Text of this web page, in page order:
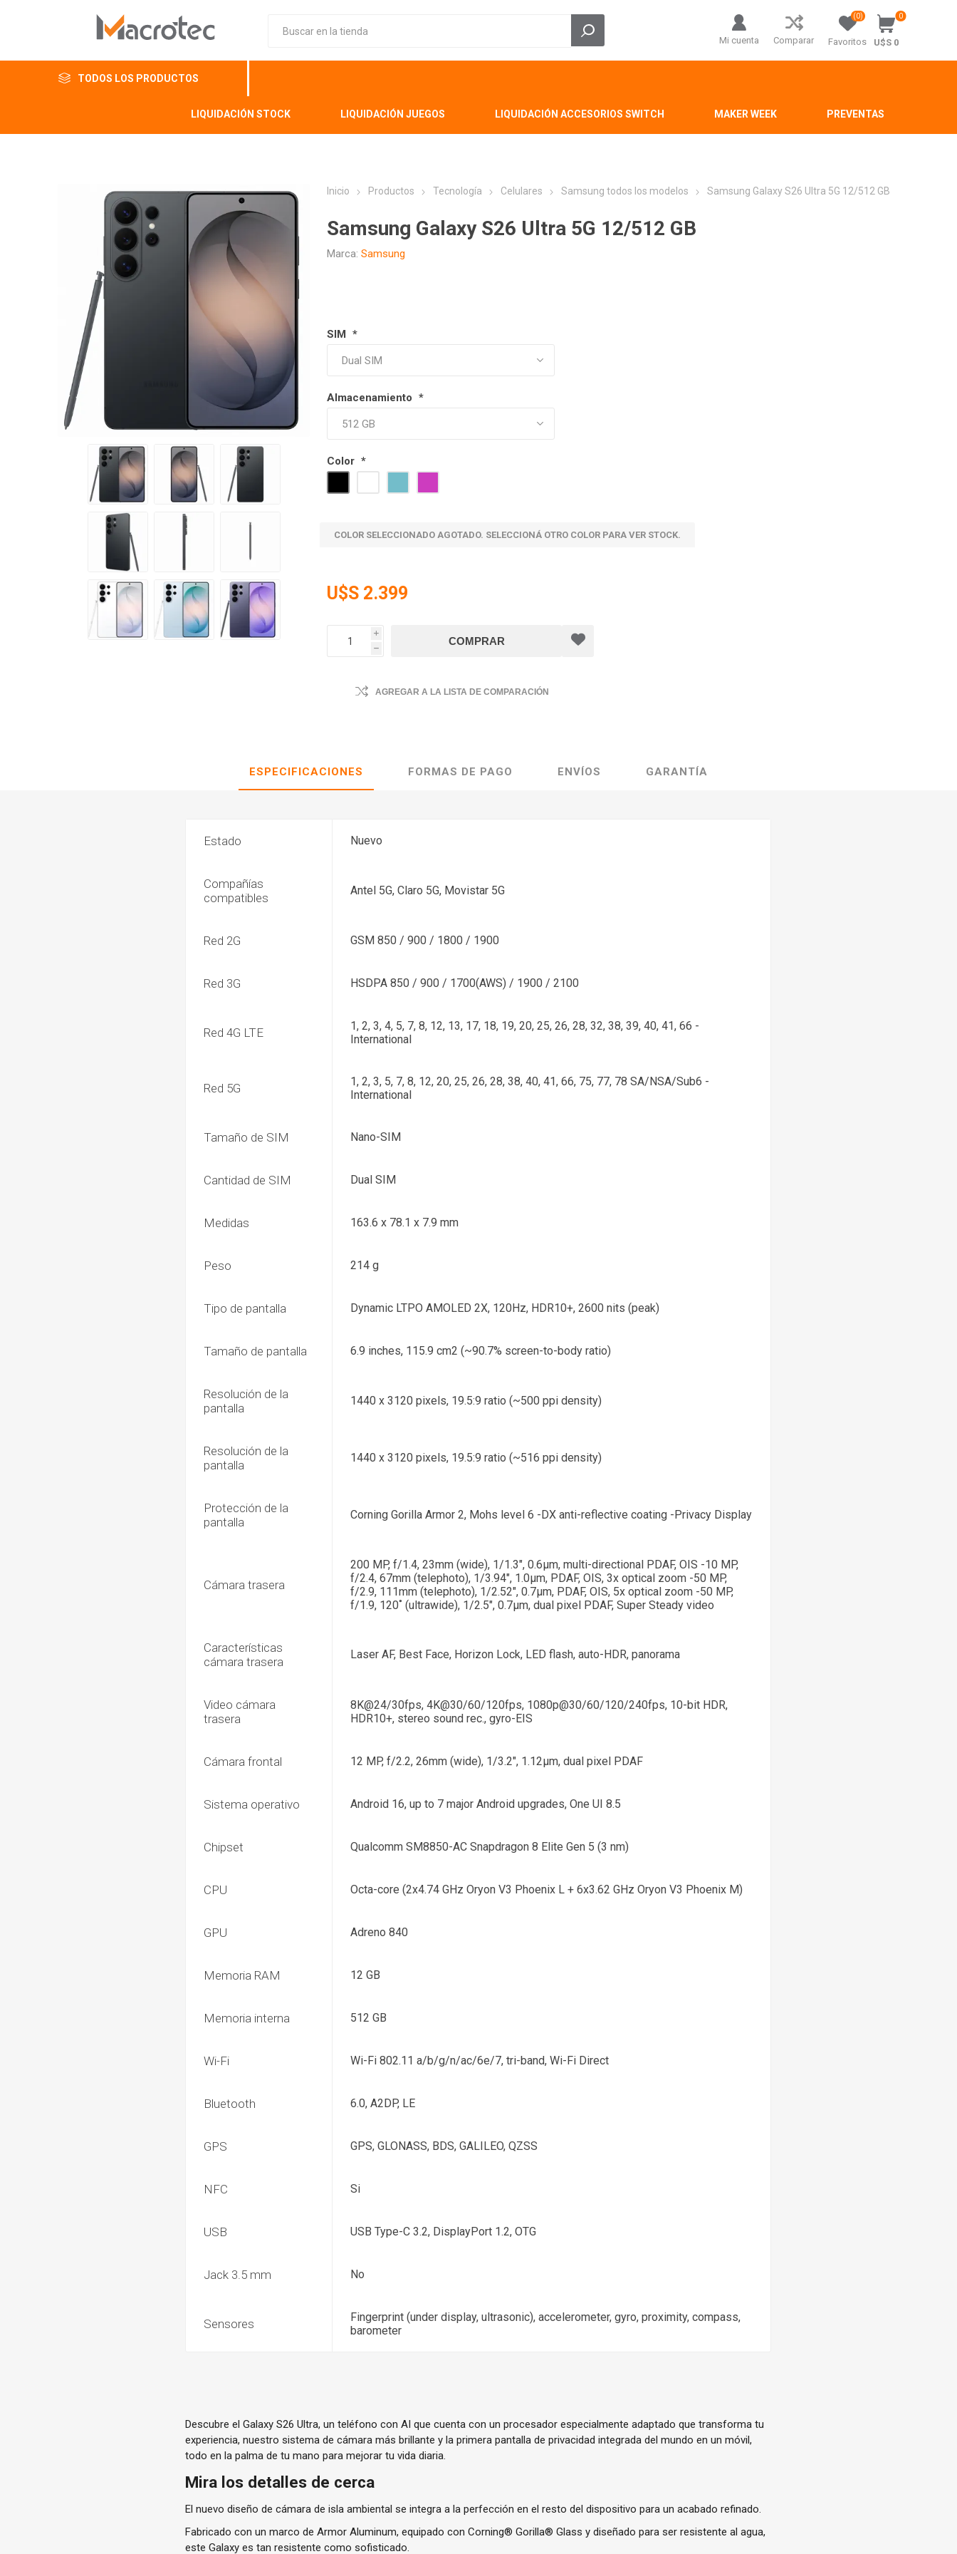
Mi cuenta Comparar Favoritos
(0) 0
U$S 0
TODOS LOS PRODUCTOS
LIQUIDACIÓN STOCK LIQUIDACIÓN JUEGOS LIQUIDACIÓN ACCESORIOS SWITCH MAKER WEEK PREVENTAS
Inicio Productos Tecnología Celulares Samsung todos los modelos Samsung Galaxy S26 Ultra 5G 12/512 GB
Samsung Galaxy S26 Ultra 5G 12/512 GB
Marca: Samsung
SIM *
Almacenamiento *
Color *
COLOR SELECCIONADO AGOTADO. SELECCIONÁ OTRO COLOR PARA VER STOCK.
U$S 2.399
i
h
AGREGAR A LA LISTA DE COMPARACIÓN
ESPECIFICACIONES FORMAS DE PAGO ENVÍOS GARANTÍA
Estado Nuevo
Compañías
compatibles
Antel 5G, Claro 5G, Movistar 5G
Red 2G GSM 850 / 900 / 1800 / 1900
Red 3G HSDPA 850 / 900 / 1700(AWS) / 1900 / 2100
Red 4G LTE
1, 2, 3, 4, 5, 7, 8, 12, 13, 17, 18, 19, 20, 25, 26, 28, 32, 38, 39, 40, 41, 66 -
International
Red 5G
1, 2, 3, 5, 7, 8, 12, 20, 25, 26, 28, 38, 40, 41, 66, 75, 77, 78 SA/NSA/Sub6 -
International
Tamaño de SIM Nano-SIM
Cantidad de SIM Dual SIM
Medidas 163.6 x 78.1 x 7.9 mm
Peso 214 g
Tipo de pantalla Dynamic LTPO AMOLED 2X, 120Hz, HDR10+, 2600 nits (peak)
Tamaño de pantalla 6.9 inches, 115.9 cm2 (~90.7% screen-to-body ratio)
Resolución de la
pantalla
1440 x 3120 pixels, 19.5:9 ratio (~500 ppi density)
Resolución de la
pantalla
1440 x 3120 pixels, 19.5:9 ratio (~516 ppi density)
Protección de la
pantalla
Corning Gorilla Armor 2, Mohs level 6 -DX anti-reflective coating -Privacy Display
Cámara trasera
200 MP, f/1.4, 23mm (wide), 1/1.3", 0.6µm, multi-directional PDAF, OIS -10 MP,
f/2.4, 67mm (telephoto), 1/3.94", 1.0µm, PDAF, OIS, 3x optical zoom -50 MP,
f/2.9, 111mm (telephoto), 1/2.52", 0.7µm, PDAF, OIS, 5x optical zoom -50 MP,
f/1.9, 120˚ (ultrawide), 1/2.5", 0.7µm, dual pixel PDAF, Super Steady video
Características
cámara trasera
Laser AF, Best Face, Horizon Lock, LED flash, auto-HDR, panorama
Video cámara
trasera
8K@24/30fps, 4K@30/60/120fps, 1080p@30/60/120/240fps, 10-bit HDR,
HDR10+, stereo sound rec., gyro-EIS
Cámara frontal 12 MP, f/2.2, 26mm (wide), 1/3.2", 1.12µm, dual pixel PDAF
Sistema operativo Android 16, up to 7 major Android upgrades, One UI 8.5
Chipset Qualcomm SM8850-AC Snapdragon 8 Elite Gen 5 (3 nm)
CPU Octa-core (2x4.74 GHz Oryon V3 Phoenix L + 6x3.62 GHz Oryon V3 Phoenix M)
GPU Adreno 840
Memoria RAM 12 GB
Memoria interna 512 GB
Wi-Fi Wi-Fi 802.11 a/b/g/n/ac/6e/7, tri-band, Wi-Fi Direct
Bluetooth 6.0, A2DP, LE
GPS GPS, GLONASS, BDS, GALILEO, QZSS
NFC Si
USB USB Type-C 3.2, DisplayPort 1.2, OTG
Jack 3.5 mm No
Sensores
Fingerprint (under display, ultrasonic), accelerometer, gyro, proximity, compass,
barometer
Descubre el Galaxy S26 Ultra, un teléfono con AI que cuenta con un procesador especialmente adaptado que transforma tu
experiencia, nuestro sistema de cámara más brillante y la primera pantalla de privacidad integrada del mundo en un móvil,
todo en la palma de tu mano para mejorar tu vida diaria.
Mira los detalles de cerca
El nuevo diseño de cámara de isla ambiental se integra a la perfección en el resto del dispositivo para un acabado refinado.
Fabricado con un marco de Armor Aluminum, equipado con Corning® Gorilla® Glass y diseñado para ser resistente al agua,
este Galaxy es tan resistente como sofisticado.